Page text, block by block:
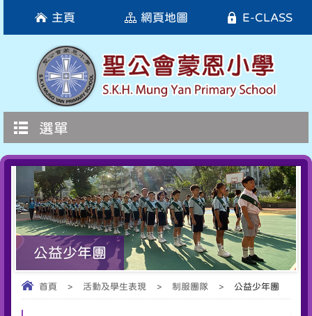
選單
E-CLASS
網頁地圖
主頁
公益少年團
首頁 > 活動及學生表現 > 制服團隊 > 公益少年團